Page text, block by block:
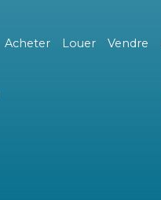
Acheter Louer Vendre